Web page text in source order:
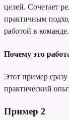
целей. Сочетает
практичным
работой в команде.
Почему это
Этот пример
практический
Пример 2